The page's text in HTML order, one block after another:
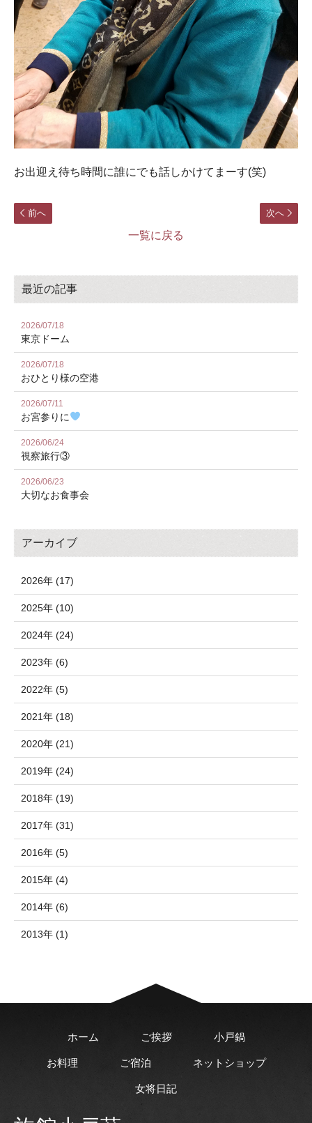
お出迎え待ち時間に誰にでも話しかけてまーす(笑)
次へ
前へ
一覧に戻る
最近の記事
2026/07/18
東京ドーム
2026/07/18
おひとり様の空港
2026/07/11
お宮参りに
2026/06/24
視察旅行③
2026/06/23
大切なお食事会
アーカイブ
2026年 (17)
2025年 (10)
2024年 (24)
2023年 (6)
2022年 (5)
2021年 (18)
2020年 (21)
2019年 (24)
2018年 (19)
2017年 (31)
2016年 (5)
2015年 (4)
2014年 (6)
2013年 (1)
ホーム ご挨拶 小戸鍋
お料理 ご宿泊 ネットショップ
女将日記